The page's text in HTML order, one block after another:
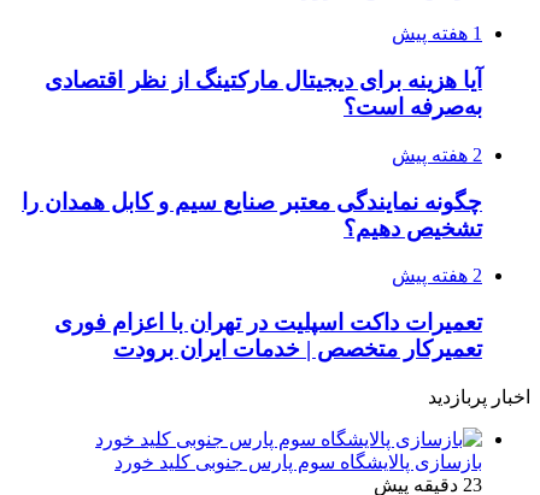
1 هفته پیش
آیا هزینه برای دیجیتال مارکتینگ از نظر اقتصادی
به‌صرفه است؟
2 هفته پیش
چگونه نمایندگی معتبر صنایع سیم و کابل همدان را
تشخیص دهیم؟
2 هفته پیش
تعمیرات داکت اسپلیت در تهران با اعزام فوری
تعمیرکار متخصص | خدمات ایران برودت
اخبار پربازدید
بازسازی پالایشگاه سوم پارس جنوبی کلید خورد
23 دقیقه پیش